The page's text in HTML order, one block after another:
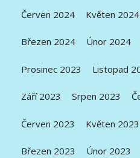
Červen 2024 Květen 2024
Březen 2024 Únor 2024
Prosinec 2023 Listopad
Září 2023 Srpen 2023
Červen 2023 Květen 2023
Březen 2023 Únor 2023